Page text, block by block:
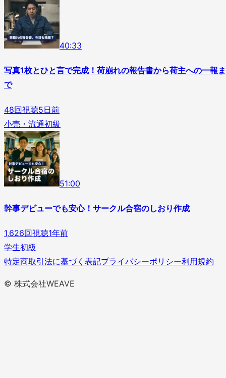
40:33
写真1枚とひと言で完成！荷崩れの報告書から荷主への一報ま
で
48回視聴5日前
小売・流通初級
51:00
幹事デビューでも安心！サークル合宿のしおり作成
1,626回視聴1年前
学生初級
特定商取引法に基づく表記プライバシーポリシー利用規約
© 株式会社WEAVE